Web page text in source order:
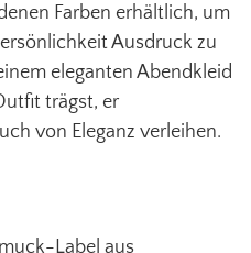
Farben erhältlich, um
Ausdruck zu
eleganten Abendkleid
trägst, er
von Eleganz verleihen.
Label aus